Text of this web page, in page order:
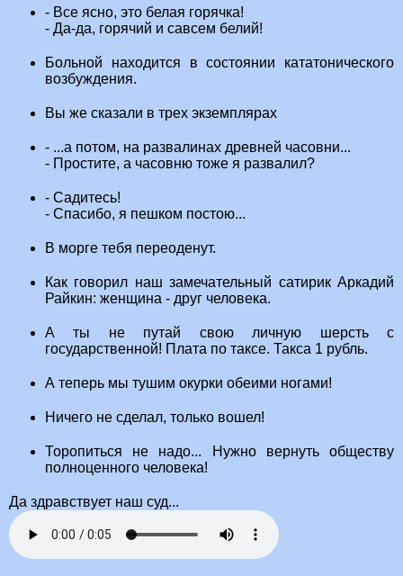
- Все ясно, это белая горячка!
- Да-да, горячий и савсем белий!
Больной находится в состоянии кататонического
возбуждения.
Вы же сказали в трех экземплярах
- ...а потом, на развалинах древней часовни...
- Простите, а часовню тоже я развалил?
- Садитесь!
- Спасибо, я пешком постою...
В морге тебя переоденут.
Как говорил наш замечательный сатирик Аркадий
Райкин: женщина - друг человека.
А ты не путай свою личную шерсть с
государственной! Плата по таксе. Такса 1 рубль.
А теперь мы тушим окурки обеими ногами!
Ничего не сделал, только вошел!
Торопиться не надо... Нужно вернуть обществу
полноценного человека!
Да здравствует наш суд...